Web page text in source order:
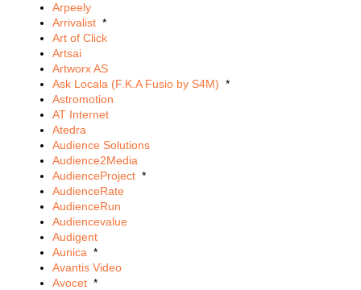
Arpeely
Arrivalist *
Art of Click
Artsai
Artworx AS
Ask Locala (F.K.A Fusio by S4M) *
Astromotion
AT Internet
Atedra
Audience Solutions
Audience2Media
AudienceProject *
AudienceRate
AudienceRun
Audiencevalue
Audigent
Aunica *
Avantis Video
Avocet *